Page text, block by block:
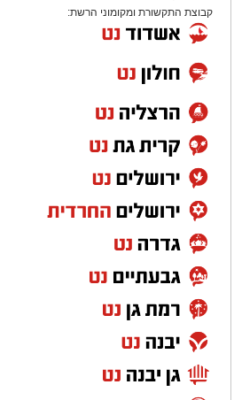
קבוצת התקשורת ומקומוני הרשת: